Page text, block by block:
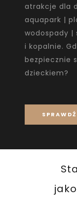
atrakcje dla
aquapark |
wodospady
i kopalnie.
bezpiecznie
dzieckiem?